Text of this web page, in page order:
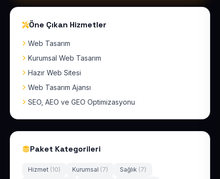
Öne Çıkan Hizmetler
Web Tasarım
Kurumsal Web Tasarım
Hazır Web Sitesi
Web Tasarım Ajansı
SEO, AEO ve GEO Optimizasyonu
Paket Kategorileri
Hizmet (10) Kurumsal (7) Sağlık (7)